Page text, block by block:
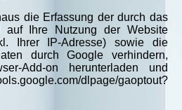
die Erfassung der durch das
auf Ihre Nutzung der Website
Ihrer IP-Adresse) sowie die
durch Google verhindern,
Add-on herunterladen und
dlpage/gaoptout?